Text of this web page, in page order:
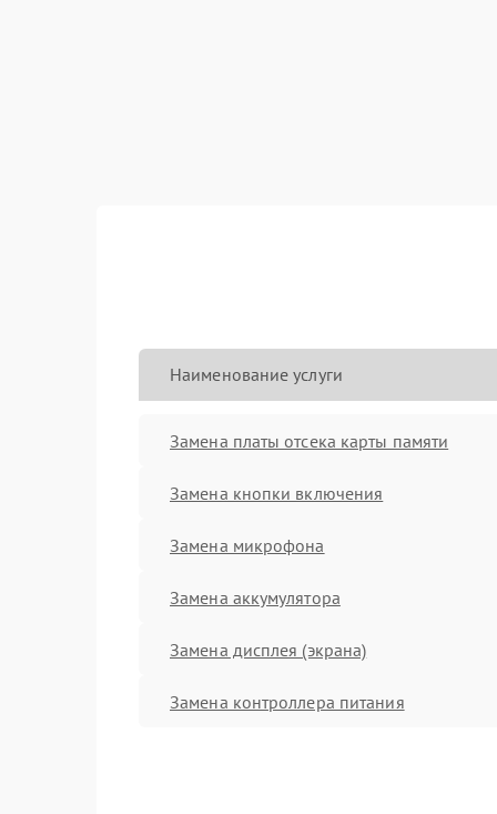
Наименование услуги
Замена платы отсека карты памяти
Замена кнопки включения
Замена микрофона
Замена аккумулятора
Замена дисплея (экрана)
Замена контроллера питания